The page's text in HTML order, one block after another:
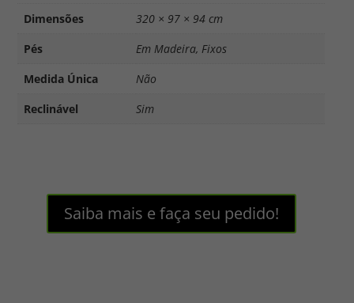
Dimensões
320 × 97 × 94 cm
Pés
Em Madeira, Fixos
Medida Única
Não
Reclinável
Sim
Saiba mais e faça seu pedido!